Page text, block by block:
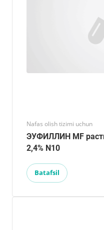
Nafas olish tizimi uchun
ЭУФИЛЛИН MF
2,4% N10
Batafsil